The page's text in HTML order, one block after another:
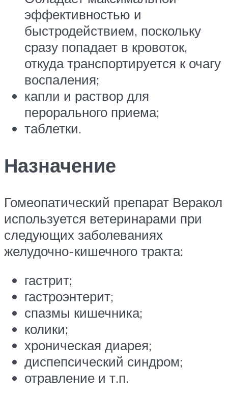
эффективностью и
быстродействием, поскольку
сразу попадает в кровоток,
откуда транспортируется к очагу
воспаления;
капли и раствор для
перорального приема;
таблетки.
Назначение
Гомеопатический препарат Веракол
используется ветеринарами при
следующих заболеваниях
желудочно-кишечного тракта:
гастрит;
гастроэнтерит;
спазмы кишечника;
колики;
хроническая диарея;
диспепсический синдром;
отравление и т.п.